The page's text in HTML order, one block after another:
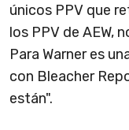
únicos PPV que
los PPV de AEW,
Para Warner es
con Bleacher
están".